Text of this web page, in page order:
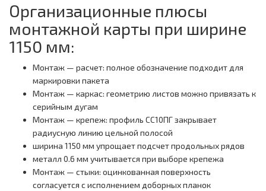
Организационные плюсы
монтажной карты при ширине
1150 мм:
Монтаж — расчет: полное обозначение подходит для
маркировки пакета
Монтаж — каркас: геометрию листов можно привязать к
серийным дугам
Монтаж — крепеж: профиль СС10ПГ закрывает
радиусную линию цельной полосой
ширина 1150 мм упрощает подсчет продольных рядов
металл 0.6 мм учитывается при выборе крепежа
Монтаж — стыки: оцинкованная поверхность
согласуется с исполнением доборных планок